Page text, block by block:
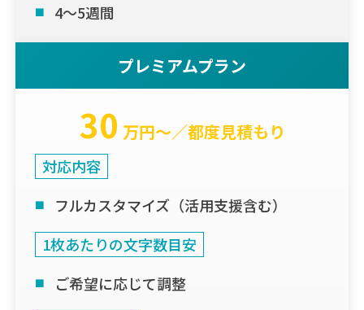
4〜5週間
プレミアムプラン
30 万円〜／都度見積もり
対応内容
フルカスタマイズ（活用支援含む）
1枚あたりの文字数目安
ご希望に応じて調整